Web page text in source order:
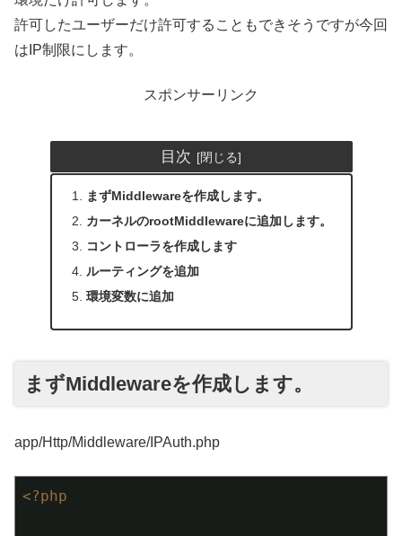
許可したユーザーだけ許可することもできそうですが今回
はIP制限にします。
スポンサーリンク
目次
まずMiddlewareを作成します。
カーネルのrootMiddlewareに追加します。
コントローラを作成します
ルーティングを追加
環境変数に追加
まずMiddlewareを作成します。
app/Http/Middleware/IPAuth.php
<?php